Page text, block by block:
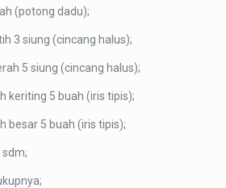
(potong dadu);
3 siung (cincang halus);
5 siung (cincang halus);
keriting 5 buah (iris tipis);
besar 5 buah (iris tipis);
sdm;